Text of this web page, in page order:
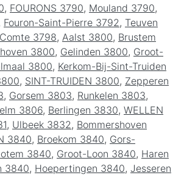
, FOURONS 3790, Mouland 3790,
Fouron-Saint-Pierre 3792 , Teuven
3798, Aalst 3800, Brustem
3800, Gelinden 3800, Groot-
3800, Kerkom-Bij-Sint-Truiden
, SINT-TRUIDEN 3800, Zepperen
, Gorsem 3803, Runkelen 3803,
3806, Berlingen 3830, WELLEN
, Ulbeek 3832 , Bommershoven
3840, Broekom 3840, Gors-
3840, Groot-Loon 3840, Haren
3840, Hoepertingen 3840, Jesseren